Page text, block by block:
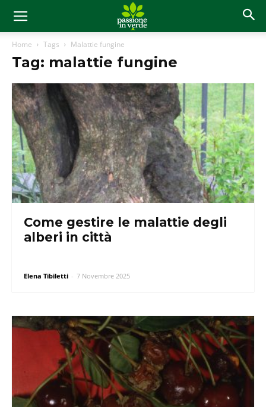
Home Tags Malattie fungine
Tag: malattie fungine
Come gestire le malattie degli
alberi in città
Elena Tibiletti - 7 Novembre 2025